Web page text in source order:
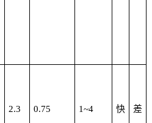
2.3 0.75 1~4 快 差